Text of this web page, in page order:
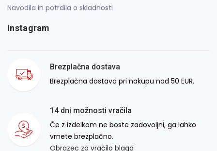
Navodila in potrdila o skladnosti
Instagram
Brezplačna dostava
Brezplačna dostava pri nakupu nad 50 EUR.
14 dni možnosti vračila
Če z izdelkom ne boste zadovoljni, ga lahko
vrnete brezplačno.
Obrazec za vračilo blaga